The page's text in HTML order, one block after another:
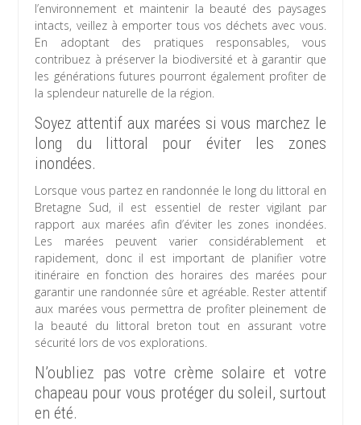
l’environnement et maintenir la beauté des paysages
intacts, veillez à emporter tous vos déchets avec vous.
En adoptant des pratiques responsables, vous
contribuez à préserver la biodiversité et à garantir que
les générations futures pourront également profiter de
la splendeur naturelle de la région.
Soyez attentif aux marées si vous marchez le
long du littoral pour éviter les zones
inondées.
Lorsque vous partez en randonnée le long du littoral en
Bretagne Sud, il est essentiel de rester vigilant par
rapport aux marées afin d’éviter les zones inondées.
Les marées peuvent varier considérablement et
rapidement, donc il est important de planifier votre
itinéraire en fonction des horaires des marées pour
garantir une randonnée sûre et agréable. Rester attentif
aux marées vous permettra de profiter pleinement de
la beauté du littoral breton tout en assurant votre
sécurité lors de vos explorations.
N’oubliez pas votre crème solaire et votre
chapeau pour vous protéger du soleil, surtout
en été.